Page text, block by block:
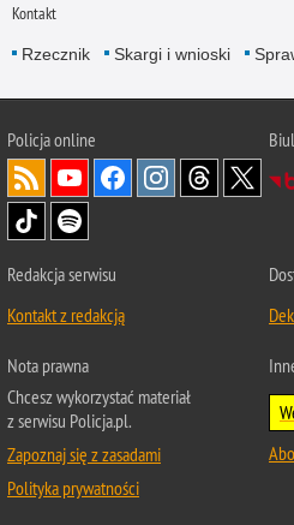
Kontakt
Rzecznik Skargi i wnioski
Policjaonline
Redakcja serwisu
Kontakt z redakcją
Nota prawna
Chcesz wykorzystać materiał
z serwisu Policja.pl.
Zapoznaj się z zasadami
Polityka prywatności